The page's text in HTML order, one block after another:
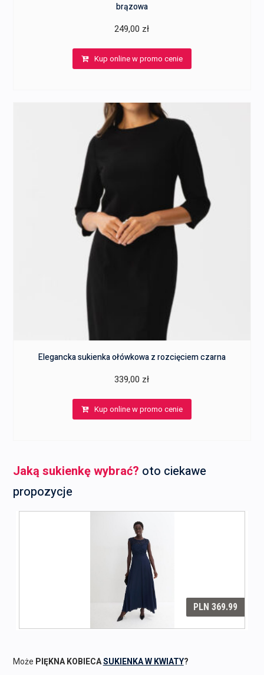
brązowa
249,00 zł
Kup online w promo cenie
Elegancka sukienka ołówkowa z rozcięciem czarna
339,00 zł
Kup online w promo cenie
Jaką sukienkę wybrać? oto ciekawe
propozycje
Może PIĘKNA KOBIECASUKIENKA W KWIATY?